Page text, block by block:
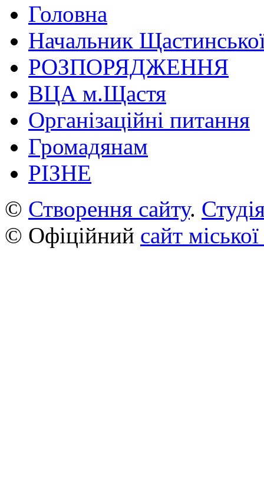
Головна
Начальник
РОЗПОРЯДЖЕННЯ
ВЦА м.Щастя
Організаційні питання
Громадянам
РІЗНЕ
© Створення сайту.
© Офіційний сайт